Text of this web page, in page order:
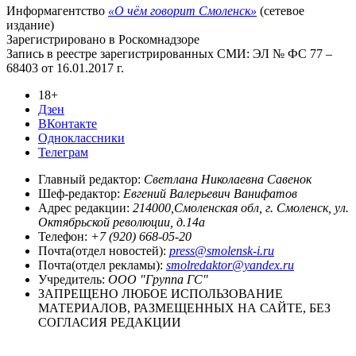
Информагентство «О чём говорит Смоленск» (сетевое
издание)
Зарегистрировано в Роскомнадзоре
Запись в реестре зарегистрированных СМИ: ЭЛ № ФС 77 –
68403 от 16.01.2017 г.
18+
Дзен
ВКонтакте
Одноклассники
Телеграм
Главный редактор: Светлана Николаевна Савенок
Шеф-редактор: Евгений Валерьевич Ванифатов
Адрес редакции: 214000,Смоленская обл, г. Смоленск, ул.
Октябрьской революции, д.14а
Телефон: +7 (920) 668-05-20
Почта(отдел новостей): press@smolensk-i.ru
Почта(отдел рекламы): smolredaktor@yandex.ru
Учредитель: ООО "Группа ГС"
ЗАПРЕЩЕНО ЛЮБОЕ ИСПОЛЬЗОВАНИЕ
МАТЕРИАЛОВ, РАЗМЕЩЕННЫХ НА САЙТЕ, БЕЗ
СОГЛАСИЯ РЕДАКЦИИ